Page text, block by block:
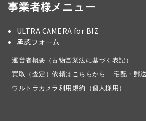
事業者様メニュー
ULTRA CAMERA for BIZ
承認フォーム
運営者概要（古物営業法に基づく表記）
買取（査定）依頼はこちらから
宅配・郵
ウルトラカメラ利用規約（個人様用）